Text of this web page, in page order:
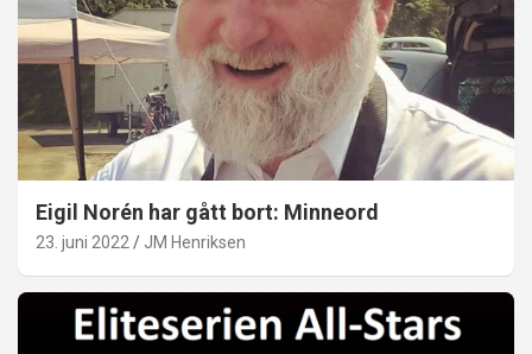
Eigil Norén har gått bort: Minneord
23. juni 2022 JM Henriksen